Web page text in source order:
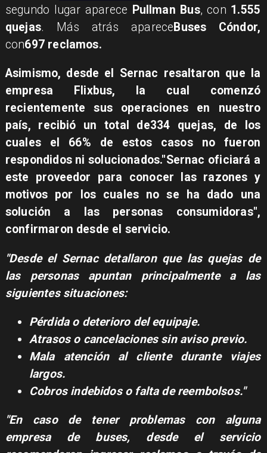
segundo lugar aparece Pullman Bus, con 1.555
quejas. Más atrás apareceBuses Cóndor,
con697 reclamos.
Asimismo, desde el Sernac resaltaron que la
empresa
Flixbus, la cual comenzó
recientemente sus operaciones en nuestro
país, recibió un total de334 quejas, de los
cuales el 66% de estos casos no fueron
respondidos ni solucionados."Sernac oficiará a
este proveedor para conocer las razones y
motivos por los cuales no se ha dado una
solución a las personas consumidoras",
confirmaron desde el servicio.
"Desde el Sernac detallaron que las quejas de
las personas apuntan principalmente a las
siguientes situaciones:
Pérdida o deterioro del equipaje.
Atrasos o cancelaciones sin aviso previo.
Mala atención al cliente durante viajes
largos.
Cobros indebidos o falta de reembolsos."
"En caso de tener problemas con alguna
empresa de buses, desde el servicio